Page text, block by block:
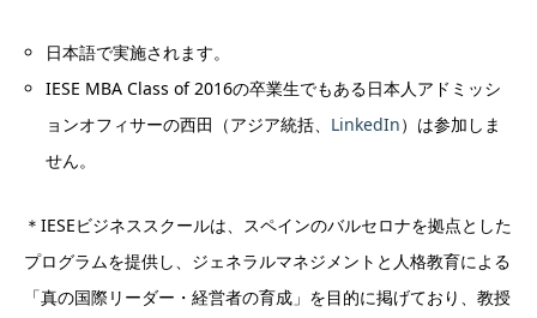
日本語で実施されます。
IESE MBA Class of 2016の卒業生でもある日本人アドミッシ
ョンオフィサーの西田（アジア統括、 LinkedIn）は参加しま
せん。
＊IESEビジネススクールは、スペインのバルセロナを拠点とした
プログラムを提供し、ジェネラルマネジメントと人格教育による
「真の国際リーダー・経営者の育成」を目的に掲げており、教授